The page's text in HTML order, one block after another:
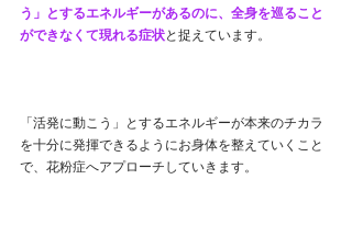
う」とするエネルギーがあるのに、全身を巡ること
ができなくて現れる症状と捉えています。
「活発に動こう」とするエネルギーが本来のチカラ
を十分に発揮できるようにお身体を整えていくこと
で、花粉症へアプローチしていきます。